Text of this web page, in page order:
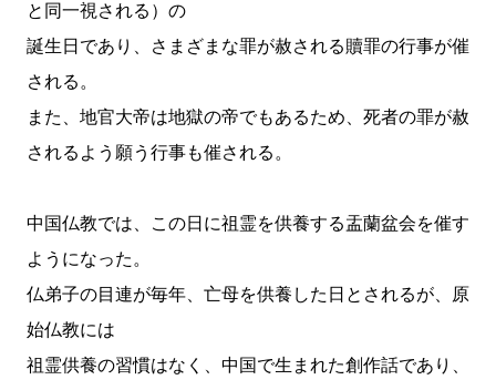
と同一視される）の
誕生日であり、さまざまな罪が赦される贖罪の行事が催
される。
また、地官大帝は地獄の帝でもあるため、死者の罪が赦
されるよう願う行事も催される。
中国仏教では、この日に祖霊を供養する盂蘭盆会を催す
ようになった。
仏弟子の目連が毎年、亡母を供養した日とされるが、原
始仏教には
祖霊供養の習慣はなく、中国で生まれた創作話であり、